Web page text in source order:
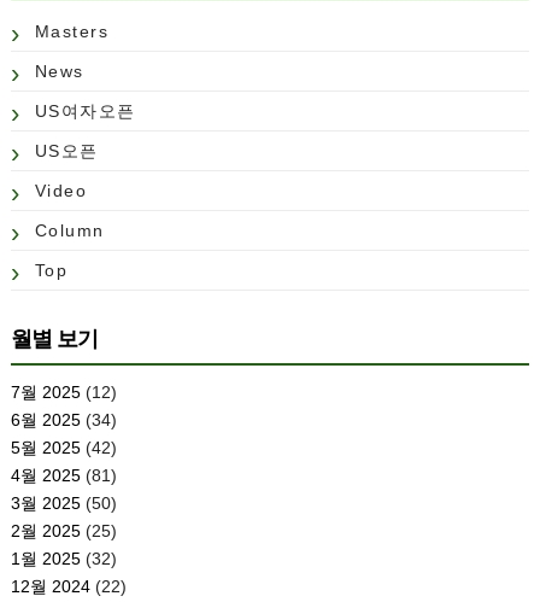
Masters
News
US여자오픈
US오픈
Video
Column
Top
월별 보기
7월 2025(12)
6월 2025(34)
5월 2025(42)
4월 2025(81)
3월 2025(50)
2월 2025(25)
1월 2025(32)
12월 2024(22)